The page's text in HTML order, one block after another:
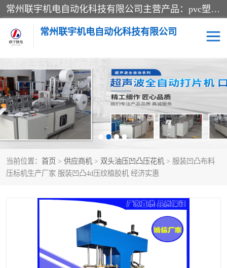
常州联宇机电自动化科技有限公司主营产品：pvc塑料焊机、高频热合机、软膜天花压边机、服装布料凹凸压花机、布料3d压印设备、服装植胶设备、超声波布料花边机、无纺布热合机、全自动压花机。
常州联宇机电自动化科技有限公司
当前位置： 首页 > 供应商机 > 双头油压凹凸压花机 > 服装凹凸布料
压标机生产厂家 服装凹凸4d压纹植胶机 经济实惠
压花定型机以及压花模具 超声波热合机
高频热合机 超声波花边机
超声波复合压花机 凹凸压花机压标机
3040凹凸压花机 双头服装凹凸压花机
自动超声波打片成型机
海绵产品成型机
其他超声波系列